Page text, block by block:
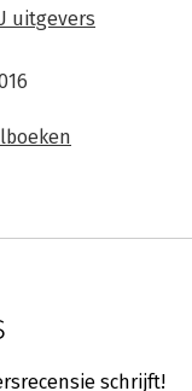
uitgevers
schrijft!